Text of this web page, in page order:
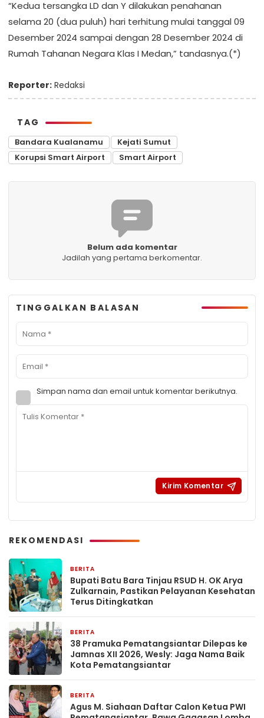
“Kedua tersangka LD dan Y dilakukan penahanan
selama 20 (dua puluh) hari terhitung mulai tanggal 09
Desember 2024 sampai dengan 28 Desember 2024 di
Rumah Tahanan Negara Klas I Medan,” tandasnya.(*)
Reporter: Redaksi
TAG
Bandara Kualanamu
Kejati Sumut
Korupsi Smart Airport
Smart Airport
Belum ada komentar
Jadilah yang pertama berkomentar.
TINGGALKAN BALASAN
Simpan nama dan email untuk komentar berikutnya.
REKOMENDASI
BERITA
Bupati Batu Bara Tinjau RSUD H. OK Arya
Zulkarnain, Pastikan Pelayanan Kesehatan
Terus Ditingkatkan
BERITA
38 Pramuka Pematangsiantar Dilepas ke
Jamnas XII 2026, Wesly: Jaga Nama Baik
Kota Pematangsiantar
BERITA
Agus M. Siahaan Daftar Calon Ketua PWI